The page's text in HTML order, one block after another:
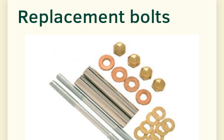
Replacement bolts